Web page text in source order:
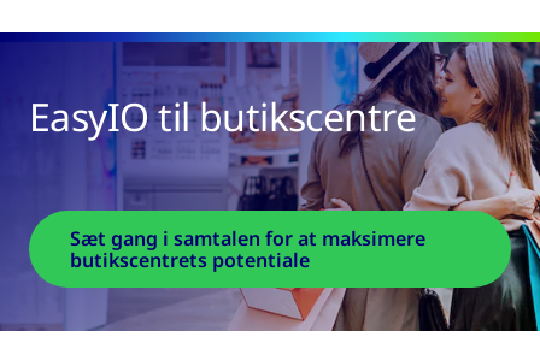
EasyIO til butikscentre
Sæt gang i samtalen for at maksimere
butikscentrets potentiale